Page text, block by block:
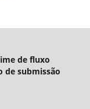
de fluxo
de submissão